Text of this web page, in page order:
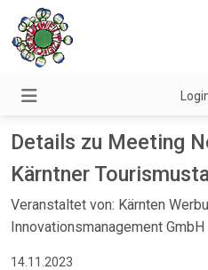
Details zu Meeting
Kärntner
Veranstaltet von: Kärnten
Innovationsmanagement GmbH
14.11.2023